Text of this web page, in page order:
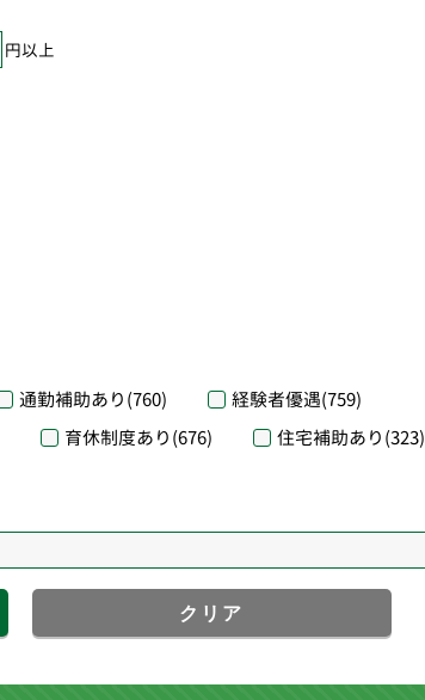
円以上
通勤補助あり(760) 経験者優遇(759)
育休制度あり(676) 住宅補助あり(323)
クリア